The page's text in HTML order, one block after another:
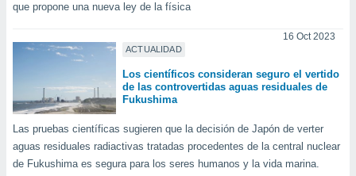
del
o a través
de
uso de
con el
que propone una nueva ley de la física
ACTUALIDAD
16 Oct 2023
Los científicos consideran seguro el vertido
de las controvertidas aguas residuales de
Fukushima
Las pruebas científicas sugieren que la decisión de Japón de verter
aguas residuales radiactivas tratadas procedentes de la central nuclear
de Fukushima es segura para los seres humanos y la vida marina.